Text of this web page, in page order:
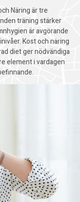
Näring är tre
träning stärker
är avgörande
Kost och näring
diet ger nödvändiga
element i vardagen